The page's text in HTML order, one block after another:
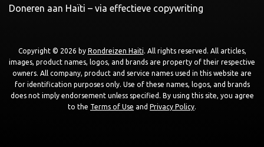
Doneren aan Haïti – via effectieve copywriting
Copyright © 2026 by Rondreizen Haiti. All rights reserved. All articles,
images, product names, logos, and brands are property of their respective
owners. All company, product and service names used in this website are
for identification purposes only. Use of these names, logos, and brands
does not imply endorsement unless specified. By using this site, you agree
to the Terms of Use and Privacy Policy.